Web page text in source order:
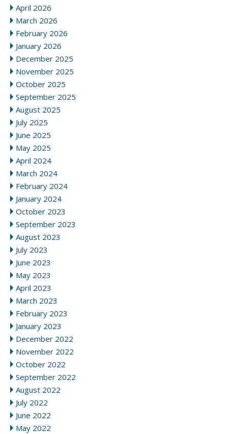
April 2026
March 2026
February 2026
January 2026
December 2025
November 2025
October 2025
September 2025
August 2025
July 2025
June 2025
May 2025
April 2024
March 2024
February 2024
January 2024
October 2023
September 2023
August 2023
July 2023
June 2023
May 2023
April 2023
March 2023
February 2023
January 2023
December 2022
November 2022
October 2022
September 2022
August 2022
July 2022
June 2022
May 2022